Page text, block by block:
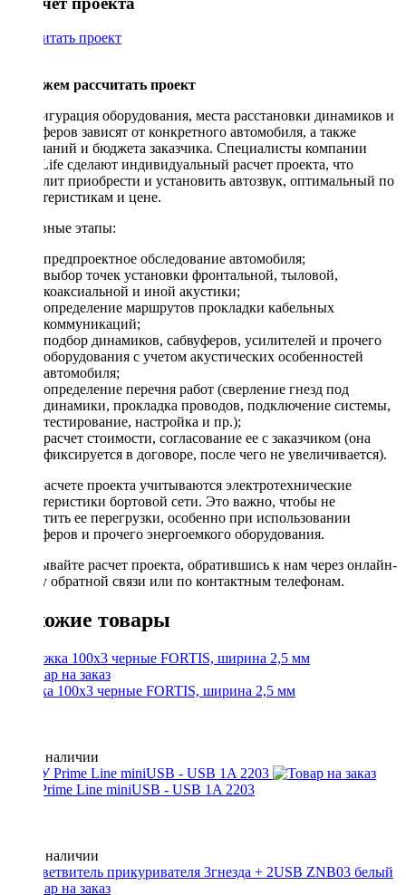
Рассчитать проект
Поможем рассчитать проект
Конфигурация оборудования, места расстановки динамиков и
сабвуферов зависят от конкретного автомобиля, а также
пожеланий и бюджета заказчика. Специалисты компании
DriveLife сделают индивидуальный расчет проекта, что
позволит приобрести и установить автозвук, оптимальный по
характеристикам и цене.
Основные этапы:
предпроектное обследование автомобиля;
выбор точек установки фронтальной, тыловой,
коаксиальной и иной акустики;
определение маршрутов прокладки кабельных
коммуникаций;
подбор динамиков, сабвуферов, усилителей и прочего
оборудования с учетом акустических особенностей
автомобиля;
определение перечня работ (сверление гнезд под
динамики, прокладка проводов, подключение системы,
тестирование, настройка и пр.);
расчет стоимости, согласование ее с заказчиком (она
фиксируется в договоре, после чего не увеличивается).
При расчете проекта учитываются электротехнические
характеристики бортовой сети. Это важно, чтобы не
допустить ее перегрузки, особенно при использовании
сабвуферов и прочего энергоемкого оборудования.
Заказывайте расчет проекта, обратившись к нам через онлайн-
форму обратной связи или по контактным телефонам.
Похожие товары
Стяжка 100х3 черные FORTIS, ширина 2,5 мм
Нет в наличии
АЗУ Prime Line miniUSB - USB 1A 2203
Нет в наличии